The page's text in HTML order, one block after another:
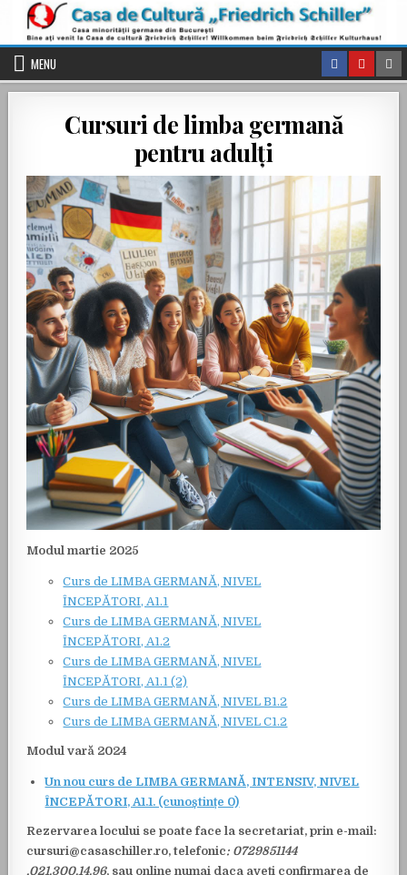
Skip to content
MENU
Cursuri de limba germană
pentru adulți
Modul martie 2025
Curs de LIMBA GERMANĂ, NIVEL
ÎNCEPĂTORI, A1.1
Curs de LIMBA GERMANĂ, NIVEL
ÎNCEPĂTORI, A1.2
Curs de LIMBA GERMANĂ, NIVEL
ÎNCEPĂTORI, A1.1 (2)
Curs de LIMBA GERMANĂ, NIVEL B1.2
Curs de LIMBA GERMANĂ, NIVEL C1.2
Modul vară 2024
Un nou curs de LIMBA GERMANĂ, INTENSIV, NIVEL
ÎNCEPĂTORI, A1.1. (cunoștințe 0)
Rezervarea locului se poate face la secretariat, prin e-mail:
cursuri@casaschiller.ro, telefonic: 0729851144
,021.300.14.96, sau online numai daca aveți confirmarea de